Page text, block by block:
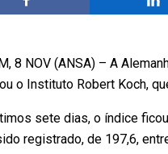
8 NOV (ANSA) – A
o Instituto Robert Koch,
sete dias, o índice
registrado, de 197,6,